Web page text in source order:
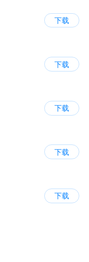
下载
下载
下载
下载
下载